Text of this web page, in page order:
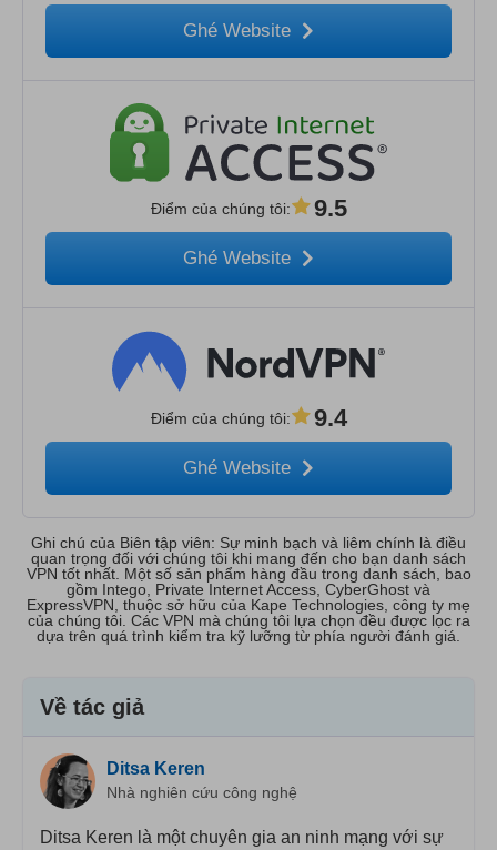
Ghé Website
Điểm của chúng tôi: 9.5
Ghé Website
Điểm của chúng tôi: 9.4
Ghé Website
Ghi chú của Biên tập viên: Sự minh bạch và liêm chính là điều
quan trọng đối với chúng tôi khi mang đến cho bạn danh sách
VPN tốt nhất. Một số sản phẩm hàng đầu trong danh sách, bao
gồm Intego, Private Internet Access, CyberGhost và
ExpressVPN, thuộc sở hữu của Kape Technologies, công ty mẹ
của chúng tôi. Các VPN mà chúng tôi lựa chọn đều được lọc ra
dựa trên quá trình kiểm tra kỹ lưỡng từ phía người đánh giá.
Về tác giả
Ditsa Keren
Nhà nghiên cứu công nghệ
Ditsa Keren là một chuyên gia an ninh mạng với sự